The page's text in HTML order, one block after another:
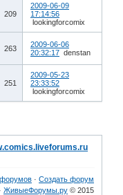
209
2009-06-09
17:14:56
lookingforcomix
263
2009-06-06
20:32:17 denstan
251
2009-05-23
23:33:52
lookingforcomix
форумов · Создать форум
· ЖивыеФорумы.ру © 2015